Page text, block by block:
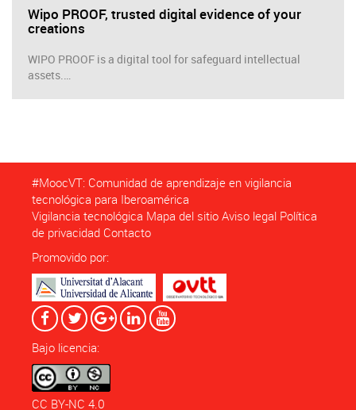
Wipo PROOF, trusted digital evidence of your
creations
WIPO PROOF is a digital tool for safeguard intellectual
assets.…
#MoocVT: Comunidad de aprendizaje en vigilancia
tecnológica para Iberoamérica
Vigilancia tecnológica Mapa del sitio Aviso legal Política
de privacidad Contacto
Promovido por:
Bajo licencia:
CC BY-NC 4.0